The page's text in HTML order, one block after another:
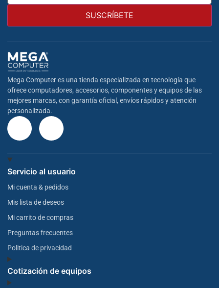
Mega Computer es una tienda especializada en tecnología que
ofrece computadores, accesorios, componentes y equipos de las
mejores marcas, con garantía oficial, envíos rápidos y atención
personalizada.
Servicio al usuario
Mi cuenta & pedidos
Mis lista de deseos
Mi carrito de compras
Preguntas frecuentes
Politica de privacidad
Cotización de equipos